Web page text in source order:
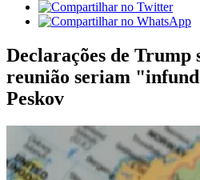
Declarações de Trump
reunião seriam
Peskov